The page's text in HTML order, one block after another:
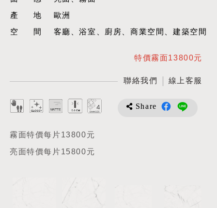
產地歐洲
空間客廳、浴室、廚房、商業空間、建築空間
特價霧面13800元
聯絡我們 線上客服
Share
霧面特價每片13800元
亮面特價每片15800元